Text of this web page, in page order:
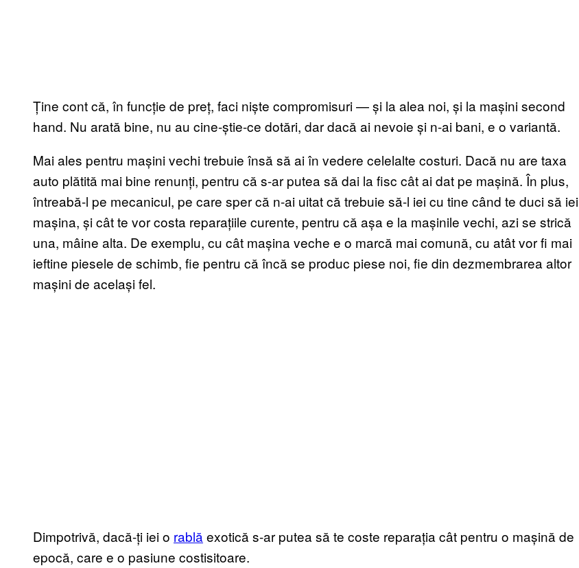
Ține cont că, în funcție de preț, faci niște compromisuri — și la alea noi, și la mașini second
hand. Nu arată bine, nu au cine-știe-ce dotări, dar dacă ai nevoie și n-ai bani, e o variantă.
Mai ales pentru mașini vechi trebuie însă să ai în vedere celelalte costuri. Dacă nu are taxa
auto plătită mai bine renunți, pentru că s-ar putea să dai la fisc cât ai dat pe mașină. În plus,
întreabă-l pe mecanicul, pe care sper că n-ai uitat că trebuie să-l iei cu tine când te duci să iei
mașina, și cât te vor costa reparațiile curente, pentru că așa e la mașinile vechi, azi se strică
una, mâine alta. De exemplu, cu cât mașina veche e o marcă mai comună, cu atât vor fi mai
ieftine piesele de schimb, fie pentru că încă se produc piese noi, fie din dezmembrarea altor
mașini de același fel.
Dimpotrivă, dacă-ți iei o rablă exotică s-ar putea să te coste reparația cât pentru o mașină de
epocă, care e o pasiune costisitoare.